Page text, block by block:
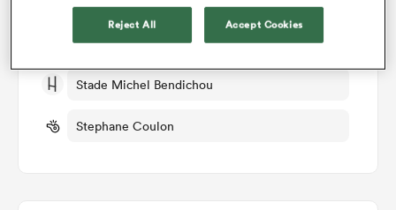
Ven 19th Septembre 2025, 10:30am PDT
Stade Michel Bendichou
Stephane Coulon
Reject All Accept Cookies